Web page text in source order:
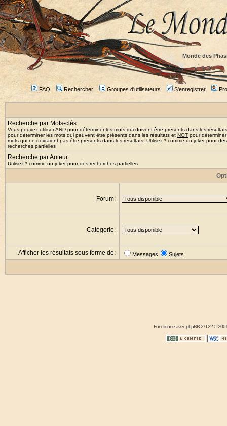
Monde des
FAQ Rechercher Groupes d'utilisateurs S'enregistrer
Recherche par Mots-clés:
Vous pouvez utiliserAND pour déterminer les mots qui doivent être présents dans les
pour déterminer les mots qui peuvent être présents dans les résultats et NOT pour
mots qui ne devraient pas être présents dans les résultats. Utilisez * comme un joker pour des
recherches partielles
Recherche par Auteur:
Utilisez * comme un joker pour des recherches partielles
Forum:
Catégorie:
Afficher les résultats sous forme de: Messages Sujets
Fonctionne avecphpBB2.0.22 ©